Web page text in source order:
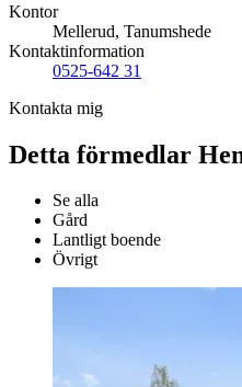
Kontor
Mellerud, Tanumshede
Kontaktinformation
0525-642 31
Kontakta mig
Detta förmedlar
Se alla
Gård
Lantligt boende
Övrigt